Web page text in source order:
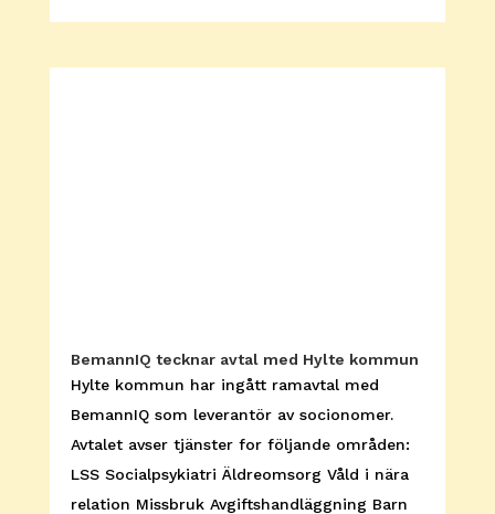
BemannIQ tecknar avtal med Hylte kommun
Hylte kommun har ingått ramavtal med
BemannIQ som leverantör av socionomer.
Avtalet avser tjänster for följande områden:
LSS Socialpsykiatri Äldreomsorg Våld i nära
relation Missbruk Avgiftshandläggning Barn